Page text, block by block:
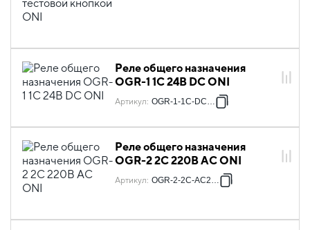
Реле общего назначения
OGR-1 1C 24В DC ONI
Артикул: OGR-1-1C-DC24V
Реле общего назначения
OGR-2 2C 220В AC ONI
Артикул: OGR-2-2C-AC220V